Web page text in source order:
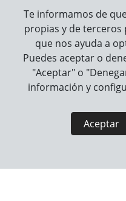
DE ACERO INOXIDABLE
PARA PELO
BEEZTEES TORRE DE
BO MENTA
Te informamos de
propias y de
que nos ayuda a
Puedes aceptar o
"Aceptar" o
información y
Aceptar